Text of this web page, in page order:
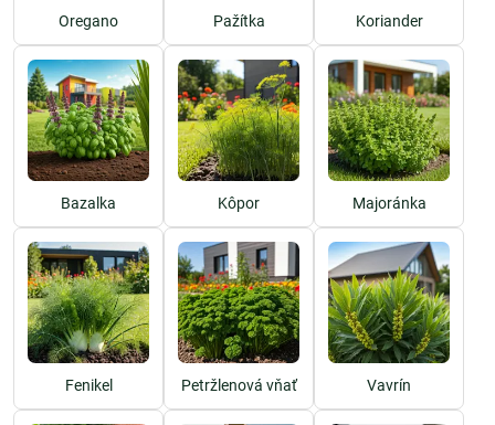
Oregano Pažítka Koriander
Bazalka Kôpor Majoránka
Fenikel Petržlenová vňať Vavrín